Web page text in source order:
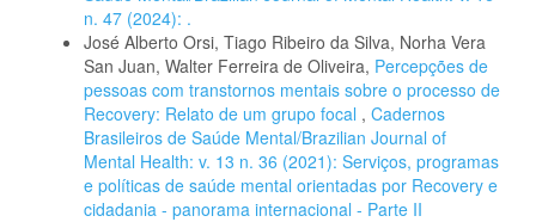
n. 47 (2024): .
José Alberto Orsi, Tiago Ribeiro da Silva, Norha Vera
San Juan, Walter Ferreira de Oliveira, Percepções de
pessoas com transtornos mentais sobre o processo de
Recovery: Relato de um grupo focal , Cadernos
Brasileiros de Saúde Mental/Brazilian Journal of
Mental Health: v. 13 n. 36 (2021): Serviços, programas
e políticas de saúde mental orientadas por Recovery e
cidadania - panorama internacional - Parte II